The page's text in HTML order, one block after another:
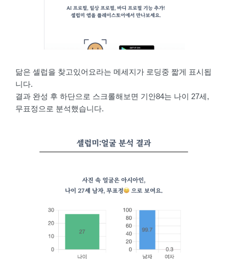
닮은 셀럽을 찾고있어요라는 메세지가 로딩중 짧게 표시됩
니다.
결과 완성 후 하단으로 스크롤해보면 기안84는 나이 27세,
무표정으로 분석했습니다.